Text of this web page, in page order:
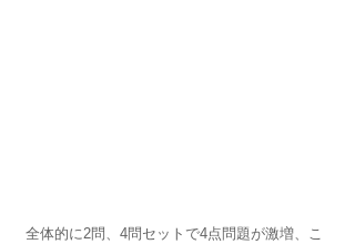
全体的に2問、4問セットで4点問題が激増、こ